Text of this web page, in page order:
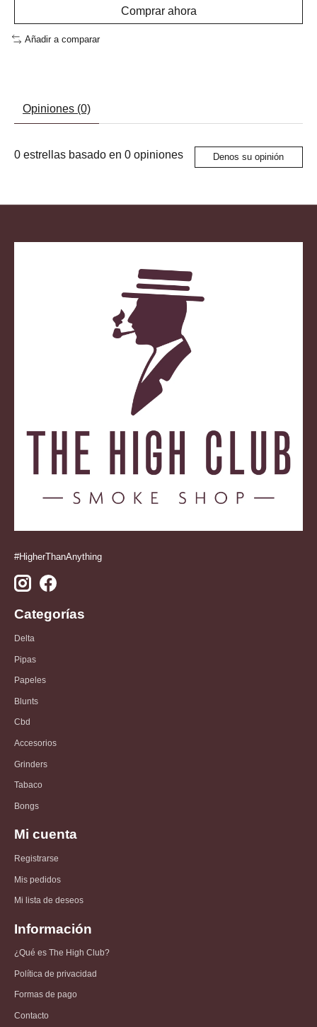
Comprar ahora
Añadir a comparar
Opiniones (0)
0 estrellas basado en 0 opiniones Denos su opinión
#HigherThanAnything
Categorías
Delta
Pipas
Papeles
Blunts
Cbd
Accesorios
Grinders
Tabaco
Bongs
Mi cuenta
Registrarse
Mis pedidos
Mi lista de deseos
Información
¿Qué es The High Club?
Política de privacidad
Formas de pago
Contacto